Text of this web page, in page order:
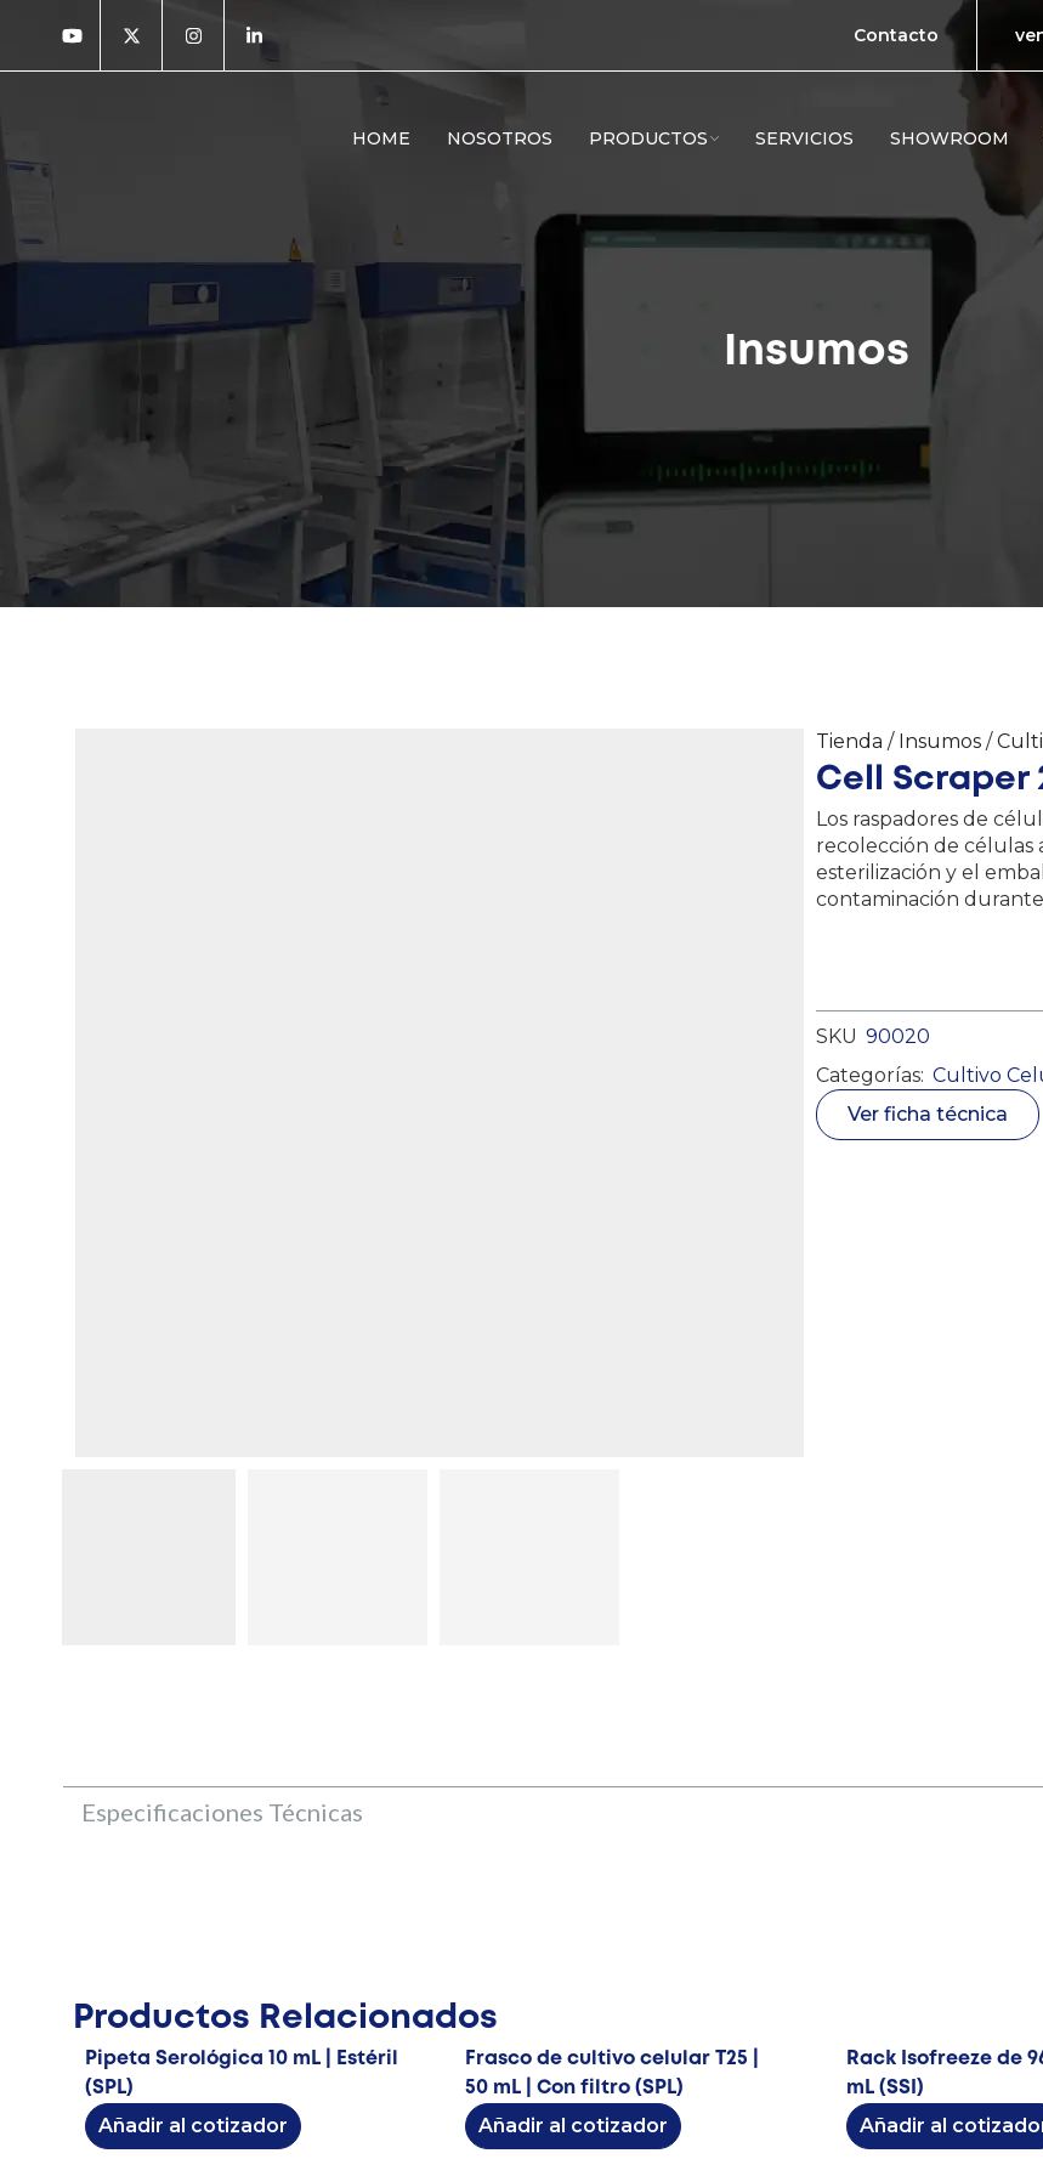
Contacto
HOME NOSOTROS PRODUCTOS SERVICIOS SHOWROOM
Insumos
Tienda / Insumos /
Cell Scraper
Los raspadores de
recolección de células
esterilización y el
contaminación
SKU 90020
Categorías: Cultivo
Ver ficha técnica
Especificaciones Técnicas
Productos Relacionados
Pipeta Serológica 10 mL | Estéril
(SPL)
Añadir al cotizador
Frasco de cultivo celular T25 |
50 mL | Con filtro (SPL)
Añadir al cotizador
Rack Isofreeze de
mL (SSI)
Añadir al